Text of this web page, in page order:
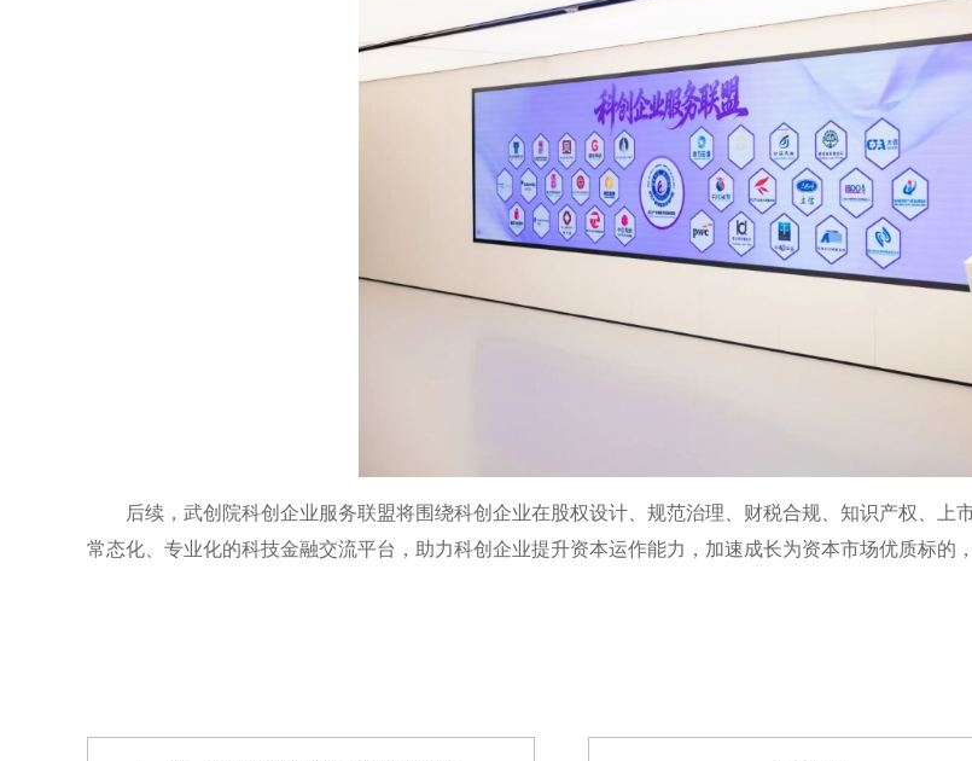
后续，武创院科创企业服务联盟将围绕科创企业在股权设计、规范治理、财税合规、知识产权、
常态化、专业化的科技金融交流平台，助力科创企业提升资本运作能力，加速成长为资本市场优质标的